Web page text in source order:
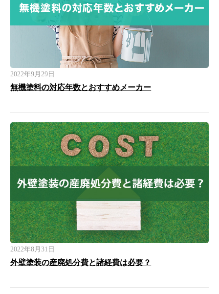
2022年9月29日
無機塗料の対応年数とおすすめメーカー
2022年8月31日
外壁塗装の産廃処分費と諸経費は必要？